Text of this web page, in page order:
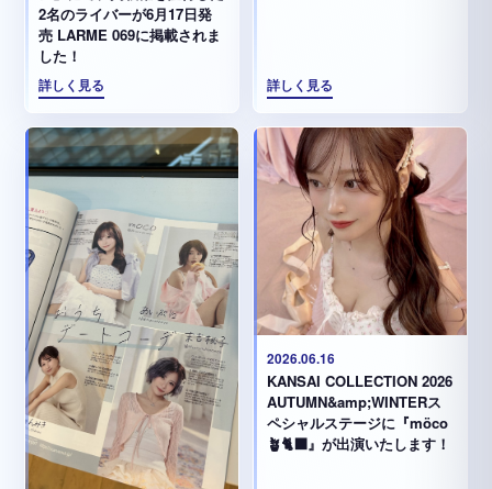
2名のライバーが6月17日発
売 LARME 069に掲載されま
した！
詳しく見る 詳しく見る
2026.06.16
KANSAI COLLECTION 2026
AUTUMN&amp;WINTERス
ペシャルステージに『möco
🪴🐈‍⬛』が出演いたします！